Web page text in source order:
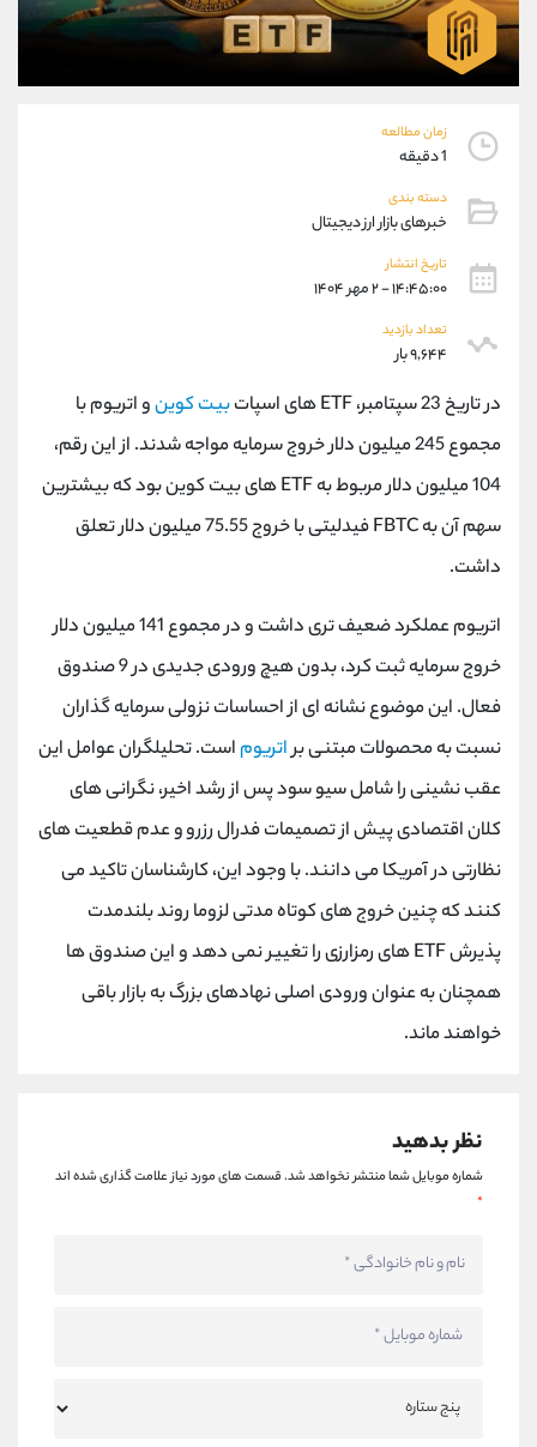
زمان مطالعه
1 دقیقه
دسته بندی
خبرهای بازار ارز دیجیتال
تاریخ انتشار
۱۴:۴۵:۰۰ - ۲ مهر ۱۴۰۴
تعداد بازدید
۹,۶۴۴ بار
در تاریخ 23 سپتامبر، ETF های اسپات بیت کوینو اتریوم با
مجموع 245 میلیون دلار خروج سرمایه مواجه شدند. از این رقم،
104 میلیون دلار مربوط به ETF های بیت کوین بود که بیشترین
سهم آن به FBTC فیدلیتی با خروج 75.55 میلیون دلار تعلق
داشت.
اتریوم عملکرد ضعیف تری داشت و در مجموع 141 میلیون دلار
خروج سرمایه ثبت کرد، بدون هیچ ورودی جدیدی در 9 صندوق
فعال. این موضوع نشانه ای از احساسات نزولی سرمایه گذاران
نسبت به محصولات مبتنی براتریوم است. تحلیلگران عوامل این
عقب نشینی را شامل سیو سود پس از رشد اخیر، نگرانی های
کلان اقتصادی پیش از تصمیمات فدرال رزرو و عدم قطعیت های
نظارتی در آمریکا می دانند. با وجود این، کارشناسان تاکید می
کنند که چنین خروج های کوتاه مدتی لزوما روند بلندمدت
پذیرش ETF های رمزارزی را تغییر نمی دهد و این صندوق ها
همچنان به عنوان ورودی اصلی نهادهای بزرگ به بازار باقی
خواهند ماند.
نظر بدهید
شماره موبایل شما منتشر نخواهد شد.قسمت های مورد نیاز علامت گذاری شده اند
*
09101364784
واتساپ شروع گفتگو
تلگرام
پشتیبان فروش
موبایل
واتساپ
تلگرام
داخلی
اطلاعات تماس
تلفن 021-22021030
بدون پیش شماره 90001030
اینستاگرام @alireza.mehrabii
کانال تلگرام @alirezamehrabi_com